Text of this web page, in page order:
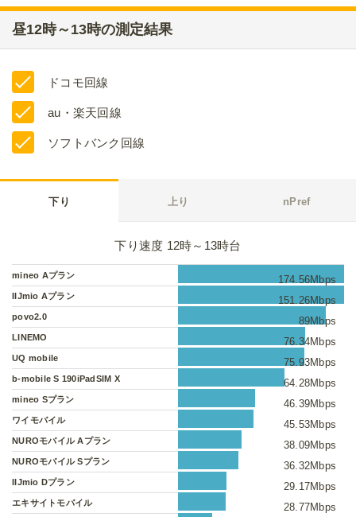
昼12時～13時の測定結果
ドコモ回線
au・楽天回線
ソフトバンク回線
下り 上り nPref
下り速度 12時～13時台
mineo Aプラン 174.56Mbps
IIJmio Aプラン 151.26Mbps
povo2.0 89Mbps
LINEMO 76.34Mbps
UQ mobile 75.93Mbps
b-mobile S 190iPadSIM X 64.28Mbps
mineo Sプラン 46.39Mbps
ワイモバイル 45.53Mbps
NUROモバイル Aプラン 38.09Mbps
NUROモバイル Sプラン 36.32Mbps
IIJmio Dプラン 29.17Mbps
エキサイトモバイル 28.77Mbps